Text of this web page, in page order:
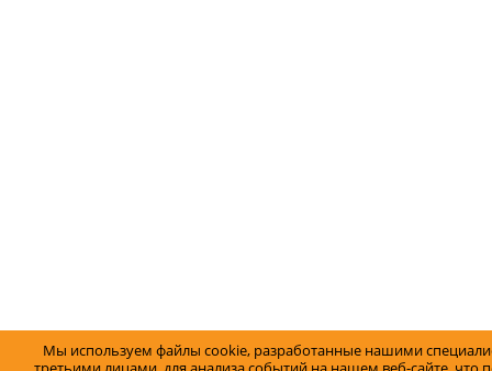
Мы используем файлы cookie, разработанные нашими